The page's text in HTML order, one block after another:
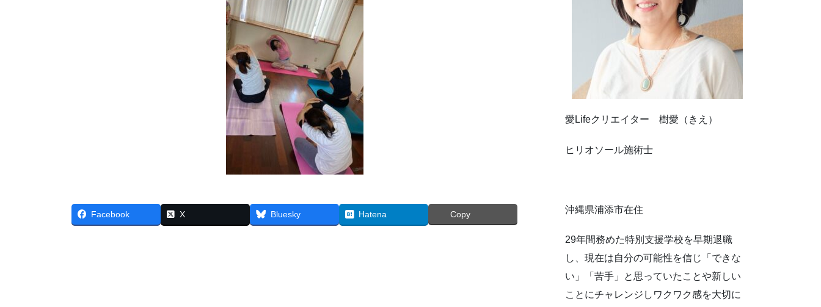
Facebook X Bluesky Hatena Copy
愛Lifeクリエイター 樹愛（きえ）
ヒリオソール施術士
沖縄県浦添市在住
29年間務めた特別支援学校を早期退職
し、現在は自分の可能性を信じ「できな
い」「苦手」と思っていたことや新しい
ことにチャレンジしワクワク感を大切に